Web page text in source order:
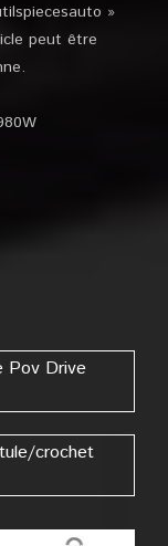
»
peut être
Pov Drive
crochet